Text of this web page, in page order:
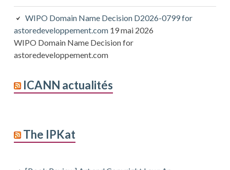
WIPO Domain Name Decision D2026-0799 for
astoredeveloppement.com 19 mai 2026
WIPO Domain Name Decision for
astoredeveloppement.com
ICANN actualités
The IPKat